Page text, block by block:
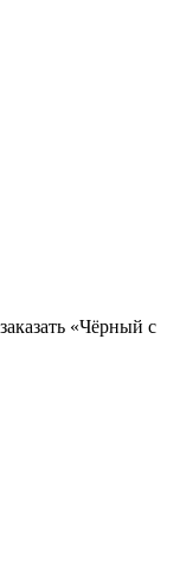
«Чёрный с